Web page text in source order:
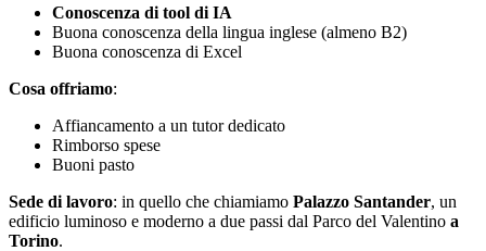
Conoscenza di tool di IA
Buona conoscenza della lingua inglese (almeno B2)
Buona conoscenza di Excel
Cosa offriamo:
Affiancamento a un tutor dedicato
Rimborso spese
Buoni pasto
Sede di lavoro: in quello che chiamiamo Palazzo Santander, un
edificio luminoso e moderno a due passi dal Parco del Valentino a
Torino.